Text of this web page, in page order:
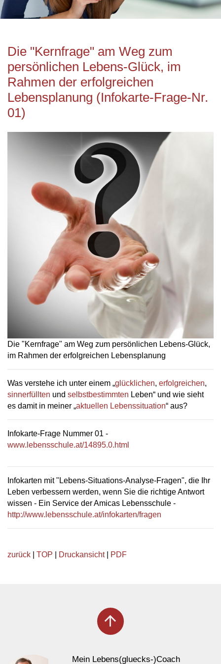
Die "Kernfrage" am Weg zum
persönlichen Lebens-Glück, im
Rahmen der erfolgreichen
Lebensplanung (Infokarte-Frage-Nr.
01)
Die "Kernfrage" am Weg zum persönlichen Lebens-Glück,
im Rahmen der erfolgreichen Lebensplanung
Was verstehe ich unter einem „glücklichen, erfolgreichen,
sinnerfüllten und selbstbestimmten Leben“ und wie sieht
es damit in meiner „aktuellen Lebenssituation“ aus?
Infokarte-Frage Nummer 01 -
www.lebensschule.at/14895.0.html
Infokarten mit "Lebens-Situations-Analyse-Fragen", die Ihr
Leben verbessern werden, wenn Sie die richtige Antwort
wissen - Ein Service der Amicas Lebensschule -
http://www.lebensschule.at/infokarten/fragen
zurück TOP Druckansicht| PDF
arrow_upward
Mein Lebens(gluecks-)Coach